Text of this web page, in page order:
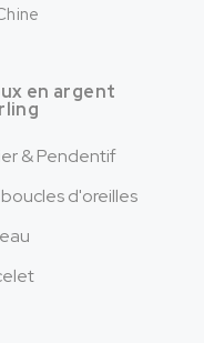
en argent
& Pendentif
d'oreilles